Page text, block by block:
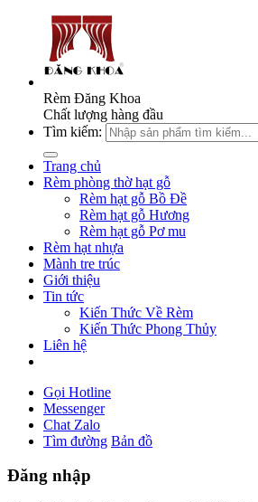
Rèm Đăng Khoa
Chất lượng hàng đầu
Tìm kiếm:
Trang chủ
Rèm phòng thờ hạt gỗ
Rèm hạt gỗ Bồ Đề
Rèm hạt gỗ Hương
Rèm hạt gỗ Pơ mu
Rèm hạt nhựa
Mành tre trúc
Giới thiệu
Tin tức
Kiến Thức Về Rèm
Kiến Thức Phong Thủy
Liên hệ
Gọi Hotline
Messenger
Chat Zalo
Tìm đường Bản đồ
Đăng nhập